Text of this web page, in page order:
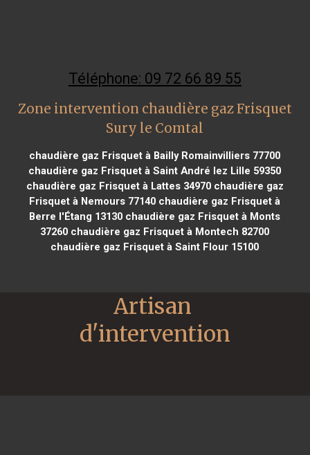
Téléphone: 09 72 66 89 55
Zone intervention chaudière gaz Frisquet
Sury le Comtal
chaudière gaz Frisquet à Bailly Romainvilliers 77700
chaudière gaz Frisquet à Saint André lez Lille 59350
chaudière gaz Frisquet à Lattes 34970chaudière gaz
Frisquet à Nemours 77140 chaudière gaz Frisquet à
Berre l'Étang 13130 chaudière gaz Frisquet à Monts
37260 chaudière gaz Frisquet à Montech 82700
chaudière gaz Frisquet à Saint Flour 15100
Artisan
d'intervention